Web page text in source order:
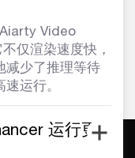
Video
仅渲染速度快，
减少了推理等待
运行。
运行更